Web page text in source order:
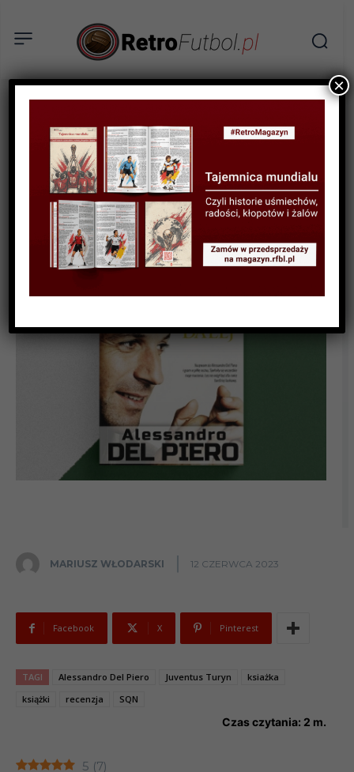
AKTUALNOŚCI
„Alessandro Del Piero.
Gramy dalej” – recenzja
MARIUSZ WŁODARSKI 12 CZERWCA 2023
Facebook X Pinterest
TAGI Alessandro Del Piero Juventus Turyn
ksiażka
książki
recenzja SQN
Czas czytania: 2 m.
5 (7)
×